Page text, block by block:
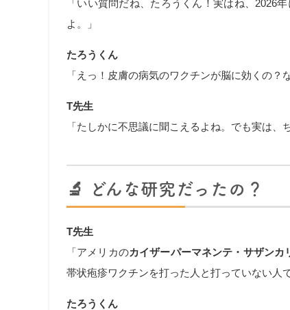
「いい質問だね、たろうくん！実はね、2026年
よ。」
たろうくん
「えっ！皮膚の病気のワクチンが脳に効くの？
T先生
「たしかに不思議に聞こえるよね。でも実は、
🔬 どんな研究だったの？
T先生
「アメリカのカイザーパーマネンテ・サザンカ
帯状疱疹ワクチンを打った人と打っていない人
たろうくん